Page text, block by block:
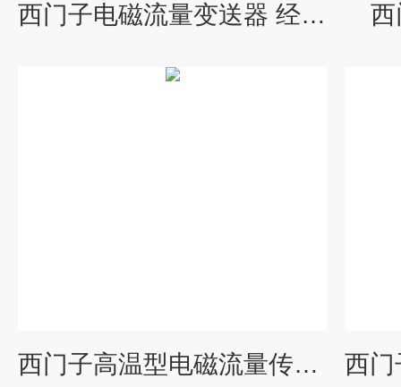
西门子电磁流量变送器 经济实用 西
西门子高温型电磁流量传感器